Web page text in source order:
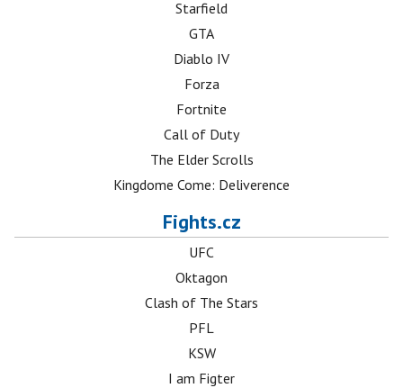
Starfield
GTA
Diablo IV
Forza
Fortnite
Call of Duty
The Elder Scrolls
Kingdome Come: Deliverence
Fights.cz
UFC
Oktagon
Clash of The Stars
PFL
KSW
I am Figter